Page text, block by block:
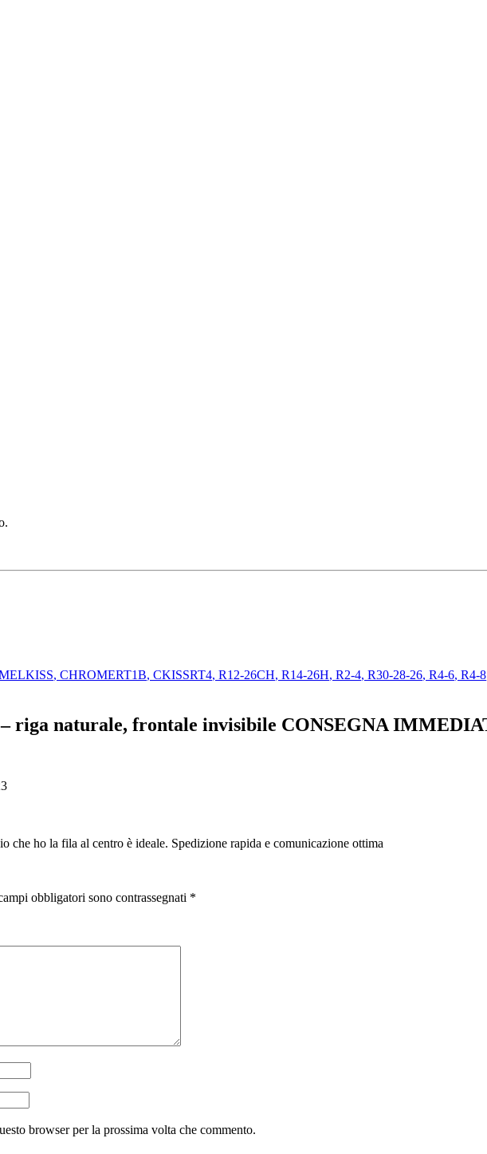
, CHROMERT1B, CKISSRT4, R12-26CH, R14-26H, R2-4, R30-28-26, R4-6, R4-8
riga naturale, frontale invisibile CONSEGNA
che ho la fila al centro è ideale. Spedizione rapida e comunicazione ottima
obbligatori sono contrassegnati *
browser per la prossima volta che commento.